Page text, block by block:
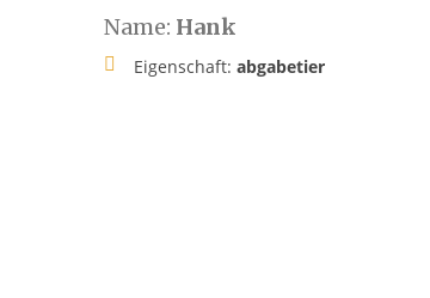
Name: Hank
Eigenschaft: abgabetier